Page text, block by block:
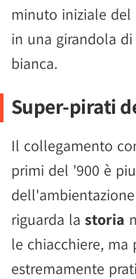
minuto iniziale
in una girandola
bianca.
Super-pirati
Il collegamento
primi del '900 è
riguarda la storia
le chiacchiere, ma
estremamente